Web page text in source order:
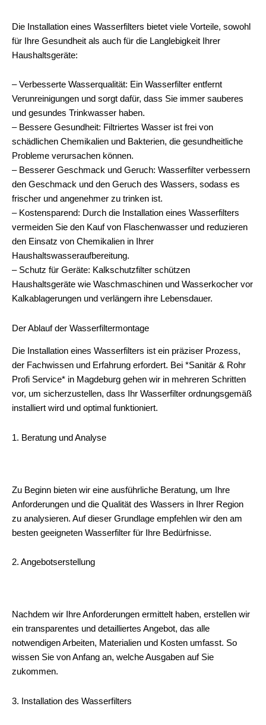
Die Installation eines Wasserfilters bietet viele Vorteile, sowohl
für Ihre Gesundheit als auch für die Langlebigkeit Ihrer
Haushaltsgeräte:
– Verbesserte Wasserqualität: Ein Wasserfilter entfernt
Verunreinigungen und sorgt dafür, dass Sie immer sauberes
und gesundes Trinkwasser haben.
– Bessere Gesundheit: Filtriertes Wasser ist frei von
schädlichen Chemikalien und Bakterien, die gesundheitliche
Probleme verursachen können.
– Besserer Geschmack und Geruch: Wasserfilter verbessern
den Geschmack und den Geruch des Wassers, sodass es
frischer und angenehmer zu trinken ist.
– Kostensparend: Durch die Installation eines Wasserfilters
vermeiden Sie den Kauf von Flaschenwasser und reduzieren
den Einsatz von Chemikalien in Ihrer
Haushaltswasseraufbereitung.
– Schutz für Geräte: Kalkschutzfilter schützen
Haushaltsgeräte wie Waschmaschinen und Wasserkocher vor
Kalkablagerungen und verlängern ihre Lebensdauer.
Der Ablauf der Wasserfiltermontage
Die Installation eines Wasserfilters ist ein präziser Prozess,
der Fachwissen und Erfahrung erfordert. Bei *Sanitär & Rohr
Profi Service* in Magdeburg gehen wir in mehreren Schritten
vor, um sicherzustellen, dass Ihr Wasserfilter ordnungsgemäß
installiert wird und optimal funktioniert.
1. Beratung und Analyse
Zu Beginn bieten wir eine ausführliche Beratung, um Ihre
Anforderungen und die Qualität des Wassers in Ihrer Region
zu analysieren. Auf dieser Grundlage empfehlen wir den am
besten geeigneten Wasserfilter für Ihre Bedürfnisse.
2. Angebotserstellung
Nachdem wir Ihre Anforderungen ermittelt haben, erstellen wir
ein transparentes und detailliertes Angebot, das alle
notwendigen Arbeiten, Materialien und Kosten umfasst. So
wissen Sie von Anfang an, welche Ausgaben auf Sie
zukommen.
3. Installation des Wasserfilters